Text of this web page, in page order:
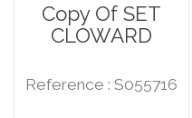
Copy Of SET
CLOWARD
Reference : S055716